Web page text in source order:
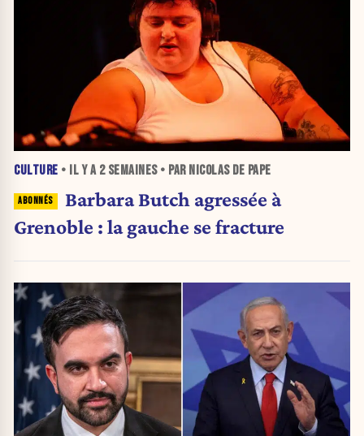
CULTURE • IL Y A 2 SEMAINES• PAR NICOLAS DE PAPE
Barbara Butch agressée à
Grenoble : la gauche se fracture